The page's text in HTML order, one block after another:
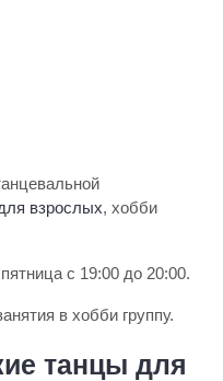
взрослых, хобби
с 19:00 до 20:00.
в хобби группу.
танцы для